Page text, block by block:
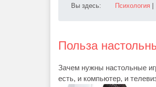
Вы здесь: Психология
Польза
Зачем нужны настольные
есть, и компьютер, и